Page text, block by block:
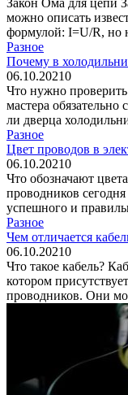
можно описать
формулой: I=U/R, но
Разное
Почему в
06.10.20210
Что нужно
мастера
ли дверца
Разное
Цвет проводов в
06.10.20210
Что обозначают
проводников
успешного и
Разное
Чем отличается
06.10.20210
Что такое кабель?
котором
проводников. Они